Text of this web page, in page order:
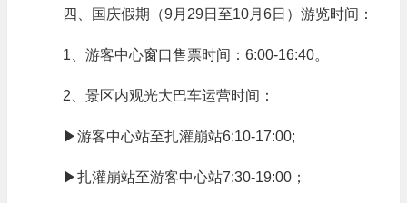
四、国庆假期（9月29日至10月6日）游览时间：
1、游客中心窗口售票时间：6:00-16:40。
2、景区内观光大巴车运营时间：
▶游客中心站至扎灌崩站6:10-17:00;
▶扎灌崩站至游客中心站7:30-19:00；